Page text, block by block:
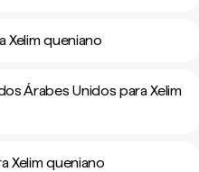
Xelim queniano
Árabes Unidos para Xelim
Xelim queniano